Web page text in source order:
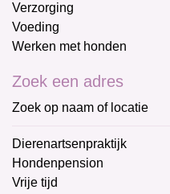
Verzorging
Voeding
Werken met honden
Zoek een adres
Zoek op naam of locatie
Dierenartsenpraktijk
Hondenpension
Vrije tijd